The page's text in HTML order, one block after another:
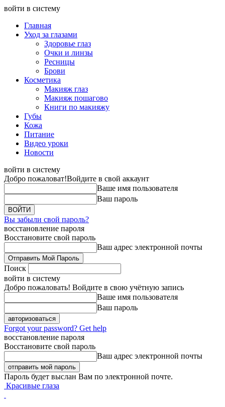
войти в систему
Главная
Уход за глазами
Здоровье глаз
Очки и линзы
Ресницы
Брови
Косметика
Макияж глаз
Макияж пошагово
Книги по макияжу
Губы
Кожа
Питание
Видео уроки
Новости
войти в систему
Добро пожаловат!Войдите в свой аккаунт
Ваше имя пользователя
Ваш пароль
Вы забыли свой пароль?
восстановление пароля
Восстановите свой пароль
Ваш адрес электронной почты
Поиск
войти в систему
Добро пожаловать! Войдите в свою учётную запись
Ваше имя пользователя
Ваш пароль
Forgot your password? Get help
восстановление пароля
Восстановите свой пароль
Ваш адрес электронной почты
Пароль будет выслан Вам по электронной почте.
Красивые глаза